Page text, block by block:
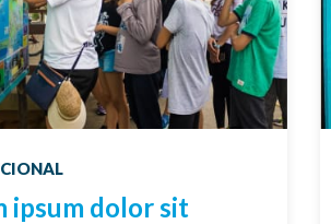
ipsum dolor sit